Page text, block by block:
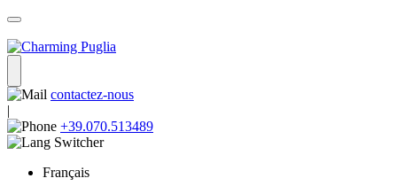
contactez-nous
|
+39.070.513489
Français